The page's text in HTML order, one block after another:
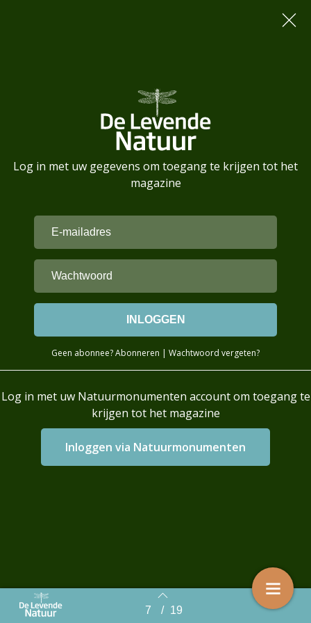
Back to index 7 / 19
Log in met uw gegevens om toegang te krijgen tot het
magazine
Geen abonnee?Abonneren | Wachtwoord vergeten?
Log in met uw Natuurmonumenten account om toegang te
krijgen tot het magazine
Login with AzureAD